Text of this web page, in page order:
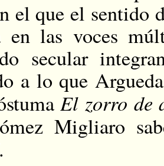
el que el sentido
en las voces
secular
a lo que
El zorro de
Migliaro